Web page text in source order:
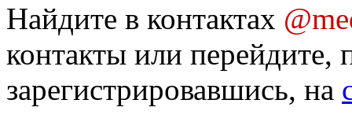
Найдите в контактах
контакты или перейдите,
зарегистрировавшись, на